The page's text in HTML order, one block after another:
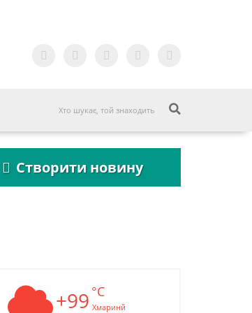
Створити новину
Пошукова строка
зникне до 2027
+99 °C
Хмаринй